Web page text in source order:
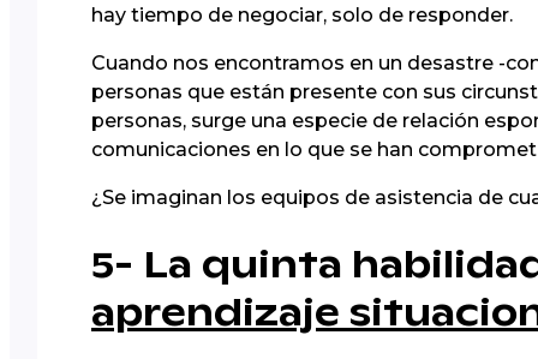
hay tiempo de negociar, solo de responder.
Cuando nos encontramos en un desastre -
personas que están presente con sus
personas, surge una especie de relación
comunicaciones en lo que se han
¿Se imaginan los equipos de asistencia de
5- La quinta
aprendizaje